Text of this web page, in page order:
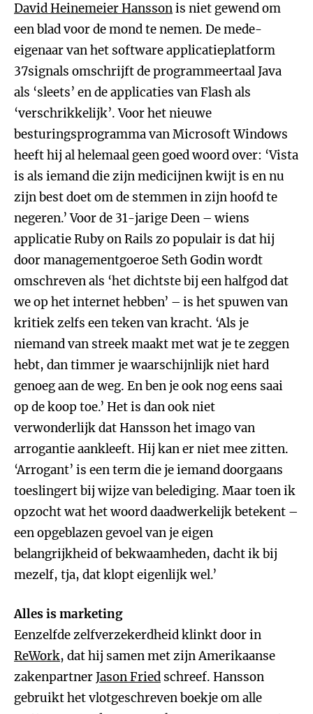
David Heinemeier Hanssonis niet gewend om
een blad voor de mond te nemen. De mede-
eigenaar van het software applicatieplatform
37signals omschrijft de programmeertaal Java
als ‘sleets’ en de applicaties van Flash als
‘verschrikkelijk’. Voor het nieuwe
besturingsprogramma van Microsoft Windows
heeft hij al helemaal geen goed woord over: ‘Vista
is als iemand die zijn medicijnen kwijt is en nu
zijn best doet om de stemmen in zijn hoofd te
negeren.’ Voor de 31-jarige Deen – wiens
applicatie Ruby on Rails zo populair is dat hij
door managementgoeroe Seth Godin wordt
omschreven als ‘het dichtste bij een halfgod dat
we op het internet hebben’ – is het spuwen van
kritiek zelfs een teken van kracht. ‘Als je
niemand van streek maakt met wat je te zeggen
hebt, dan timmer je waarschijnlijk niet hard
genoeg aan de weg. En ben je ook nog eens saai
op de koop toe.’ Het is dan ook niet
verwonderlijk dat Hansson het imago van
arrogantie aankleeft. Hij kan er niet mee zitten.
‘Arrogant’ is een term die je iemand doorgaans
toeslingert bij wijze van belediging. Maar toen ik
opzocht wat het woord daadwerkelijk betekent –
een opgeblazen gevoel van je eigen
belangrijkheid of bekwaamheden, dacht ik bij
mezelf, tja, dat klopt eigenlijk wel.’
Alles is marketing
Eenzelfde zelfverzekerdheid klinkt door in
ReWork, dat hij samen met zijn Amerikaanse
zakenpartnerJason Fried schreef. Hansson
gebruikt het vlotgeschreven boekje om alle